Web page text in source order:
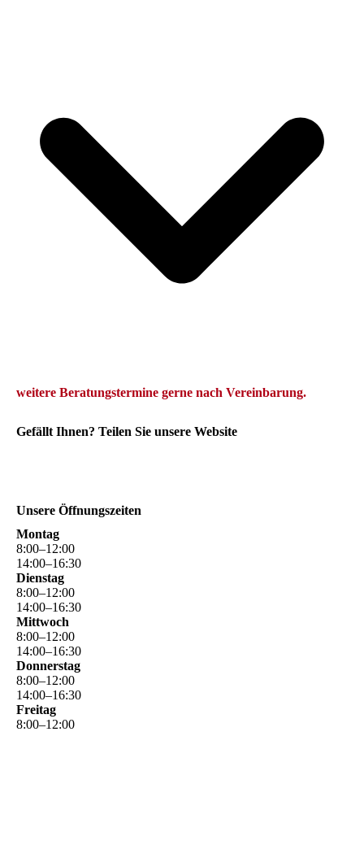
weitere Beratungstermine gerne nach Vereinbarung.
Gefällt Ihnen? Teilen Sie unsere Website
Unsere Öffnungszeiten
Montag
8:00–12:00
14:00–16:30
Dienstag
8:00–12:00
14:00–16:30
Mittwoch
8:00–12:00
14:00–16:30
Donnerstag
8:00–12:00
14:00–16:30
Freitag
8:00–12:00